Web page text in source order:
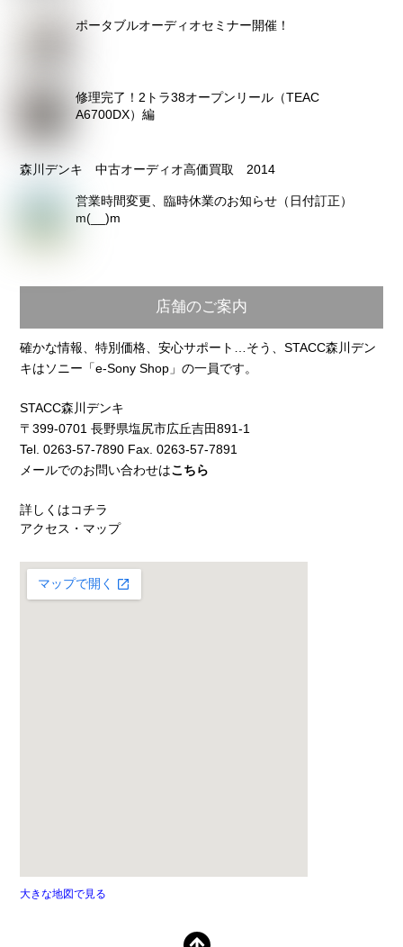
ポータブルオーディオセミナー開催！
修理完了！2トラ38オープンリール（TEAC
A6700DX）編
森川デンキ 中古オーディオ高価買取 2014
営業時間変更、臨時休業のお知らせ（日付訂正）
m(__)m
店舗のご案内
確かな情報、特別価格、安心サポート…そう、STACC森川デン
キはソニー「e-Sony Shop」の一員です。
STACC森川デンキ
〒399-0701 長野県塩尻市広丘吉田891-1
Tel. 0263-57-7890 Fax. 0263-57-7891
メールでのお問い合わせはこちら
詳しくはコチラ
アクセス・マップ
大きな地図で見る